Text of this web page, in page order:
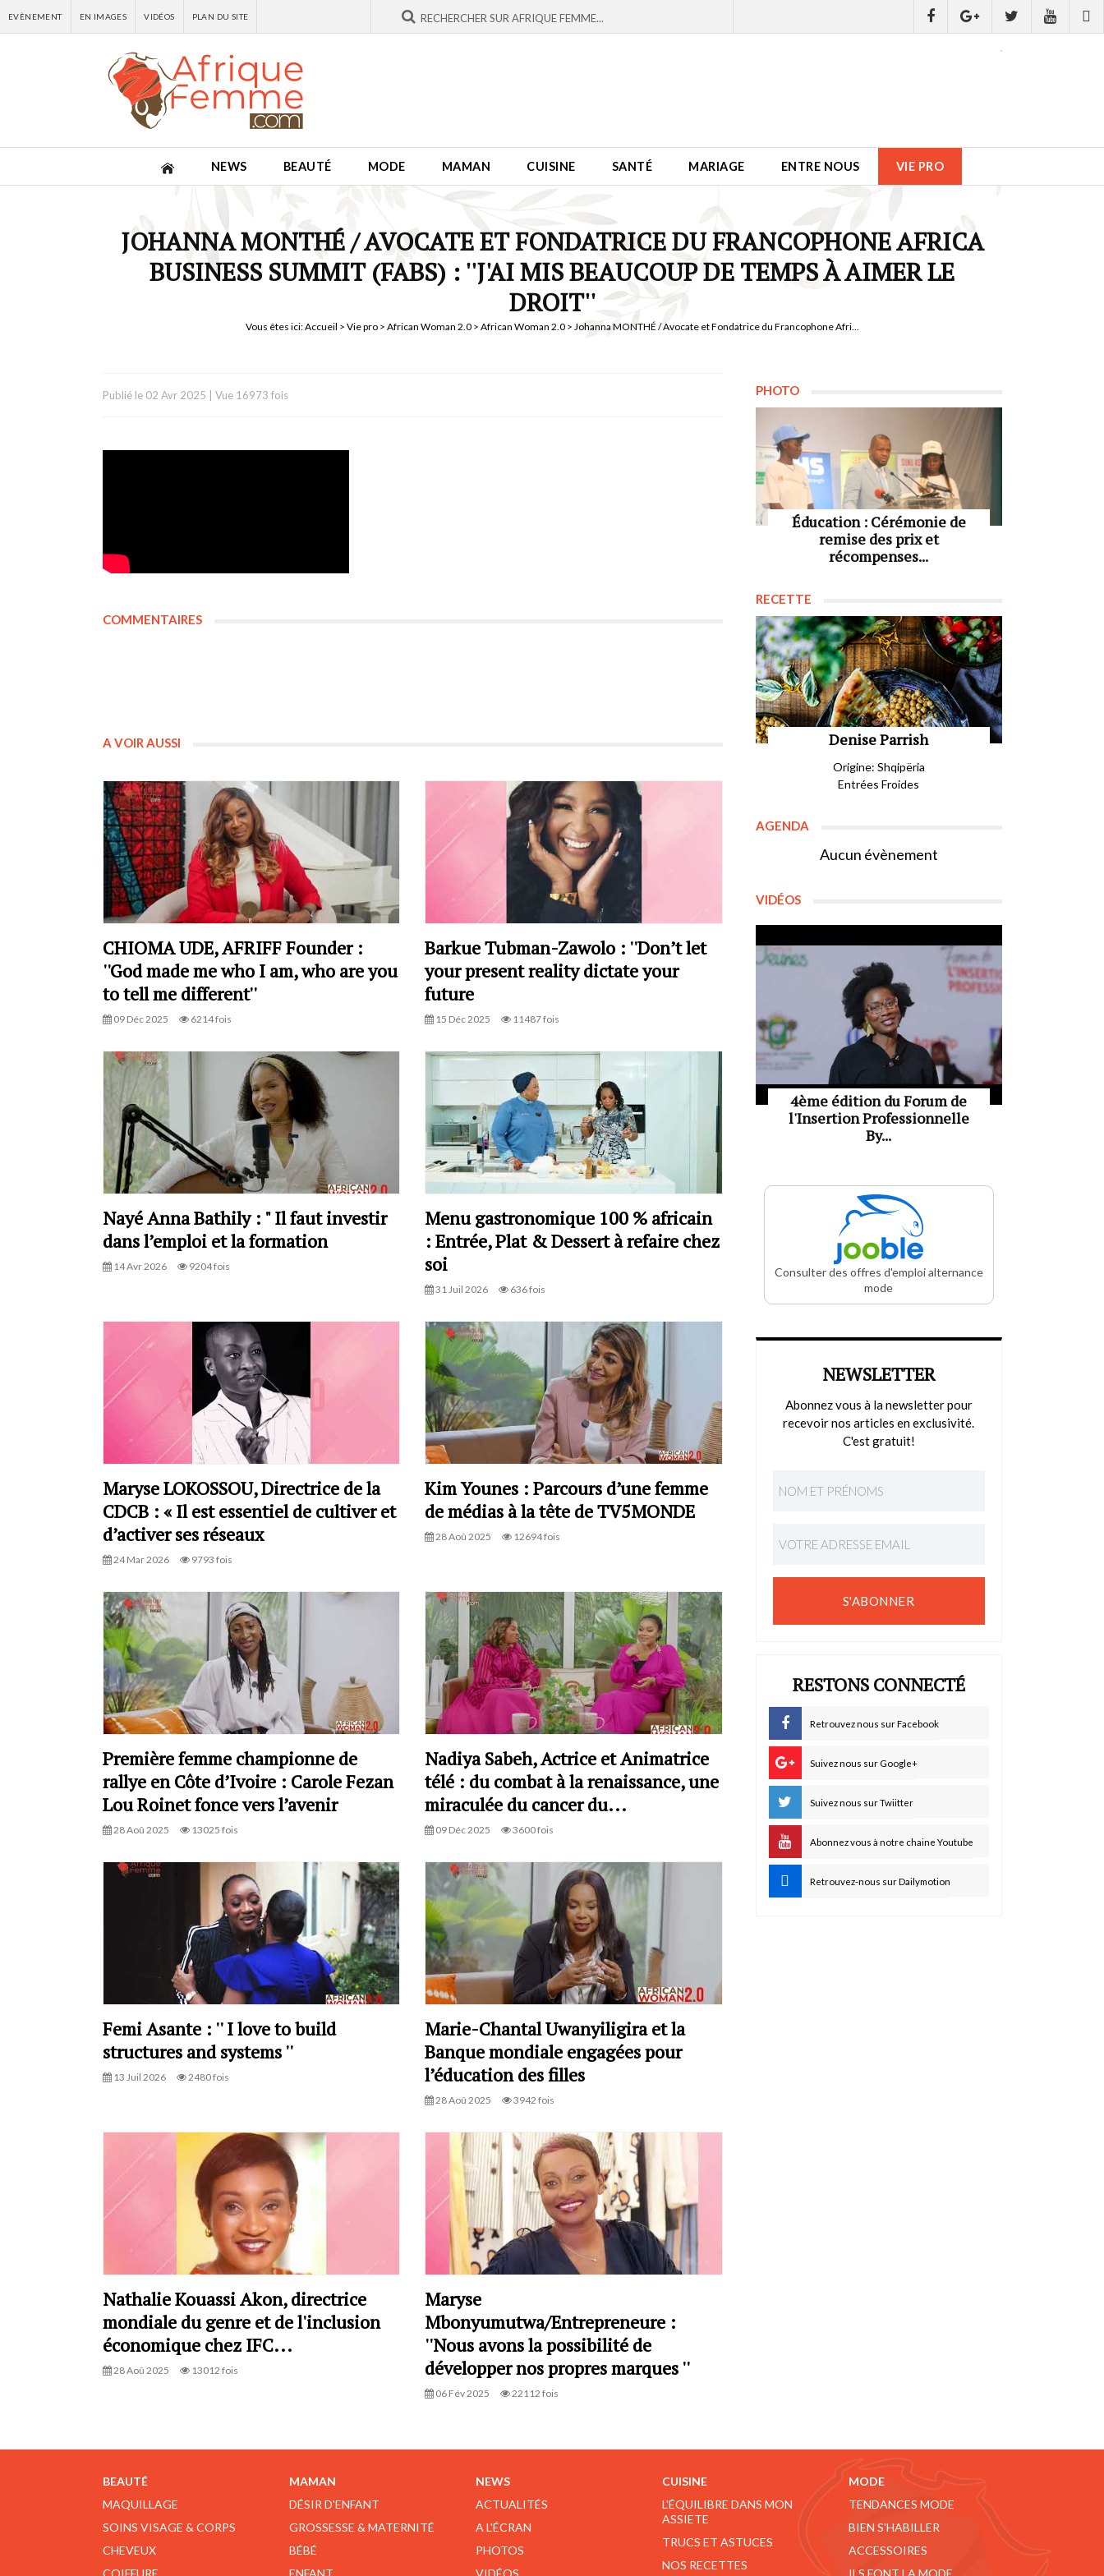
EVÈNEMENT EN IMAGES VIDÉOS PLAN DU SITE
NEWS BEAUTÉ MODE MAMAN CUISINE SANTÉ MARIAGE ENTRE NOUS VIE PRO
JOHANNA MONTHÉ / AVOCATE ET FONDATRICE DU FRANCOPHONE AFRICA
BUSINESS SUMMIT (FABS) : ''J'AI MIS BEAUCOUP DE TEMPS À AIMER LE
DROIT''
Vous êtes ici:Accueil > Vie pro> African Woman 2.0> African Woman 2.0> Johanna MONTHÉ / Avocate et Fondatrice du Francophone Afri...
Publié le 02 Avr 2025 Vue 16973 fois
COMMENTAIRES
A VOIR AUSSI
CHIOMA UDE, AFRIFF Founder :
''God made me who I am, who are you
to tell me different''
09 Déc 2025 6214 fois
Barkue Tubman-Zawolo : ''Don’t let
your present reality dictate your
future
15 Déc 2025 11487 fois
Nayé Anna Bathily : " Il faut investir
dans l’emploi et la formation
14 Avr 2026 9204 fois
Menu gastronomique 100 % africain
: Entrée, Plat & Dessert à refaire chez
soi
31 Juil 2026 636 fois
Maryse LOKOSSOU, Directrice de la
CDCB : « Il est essentiel de cultiver et
d’activer ses réseaux
24 Mar 2026 9793 fois
Kim Younes : Parcours d’une femme
de médias à la tête de TV5MONDE
28 Aoû 2025 12694 fois
Première femme championne de
rallye en Côte d’Ivoire : Carole Fezan
Lou Roinet fonce vers l’avenir
28 Aoû 2025 13025 fois
Nadiya Sabeh, Actrice et Animatrice
télé : du combat à la renaissance, une
miraculée du cancer du...
09 Déc 2025 3600 fois
Femi Asante : '' I love to build
structures and systems ''
13 Juil 2026 2480 fois
Marie-Chantal Uwanyiligira et la
Banque mondiale engagées pour
l’éducation des filles
28 Aoû 2025 3942 fois
Nathalie Kouassi Akon, directrice
mondiale du genre et de l'inclusion
économique chez IFC...
28 Aoû 2025 13012 fois
Maryse
Mbonyumutwa/Entrepreneure :
''Nous avons la possibilité de
développer nos propres marques ''
06 Fév 2025 22112 fois
PHOTO
Éducation : Cérémonie de
remise des prix et
récompenses...
RECETTE
Denise Parrish
Origine: Shqipëria
Entrées Froides
AGENDA
Aucun évènement
VIDÉOS
4ème édition du Forum de
l'Insertion Professionnelle
By...
Consulter des offres d'emploi alternance
mode
NEWSLETTER
Abonnez vous à la newsletter pour
recevoir nos articles en exclusivité.
C'est gratuit!
S'ABONNER
RESTONS CONNECTÉ
Retrouvez nous sur Facebook
Suivez nous sur Google+
Suivez nous sur Twiitter
Abonnez vous à notre chaine Youtube
Retrouvez-nous sur Dailymotion
BEAUTÉ
MAQUILLAGE
SOINS VISAGE & CORPS
CHEVEUX
COIFFURE
MAMAN
DÉSIR D'ENFANT
GROSSESSE & MATERNITÉ
BÉBÉ
ENFANT
NEWS
ACTUALITÉS
A L'ÉCRAN
PHOTOS
VIDÉOS
CUISINE
L'ÉQUILIBRE DANS MON
ASSIETE
TRUCS ET ASTUCES
NOS RECETTES
MODE
TENDANCES MODE
BIEN S'HABILLER
ACCESSOIRES
ILS FONT LA MODE